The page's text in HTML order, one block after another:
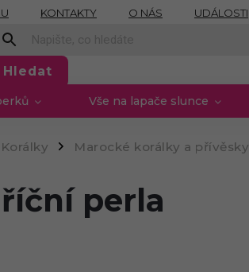
KONTAKTY O NÁS UDÁLOSTI
OSOBNÍCH ÚDAJŮ
Hledat
Vše na lapače slunce
Korálky / Marocké korálky a přívěsky
perla